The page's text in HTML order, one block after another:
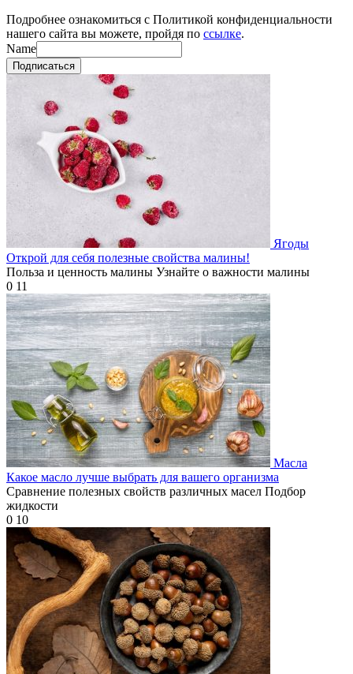
Подробнее ознакомиться с Политикой конфиденциальности
нашего сайта вы можете, пройдя по ссылке.
Name
Подписаться
Ягоды
Открой для себя полезные свойства малины!
Польза и ценность малины Узнайте о важности малины
0 11
Масла
Какое масло лучше выбрать для вашего организма
Сравнение полезных свойств различных масел Подбор
жидкости
0 10